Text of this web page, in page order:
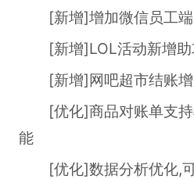
[新增]增加微信员工端
[新增]LOL活动新增助
[新增]网吧超市结账增
[优化]商品对账单支持
能
[优化]数据分析优化,可